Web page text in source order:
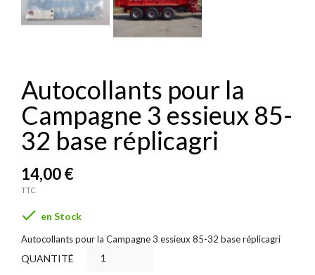
Autocollants pour la
Campagne 3 essieux 85-
32 base réplicagri
14,00 €
TTC
 en Stock
Autocollants pour la Campagne 3 essieux 85-32 base réplicagri
QUANTITÉ